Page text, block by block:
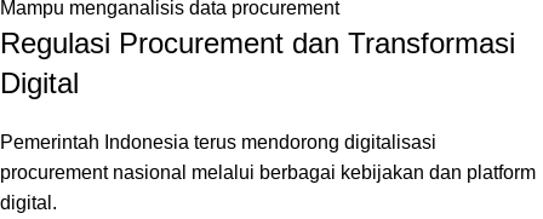
Mampu menganalisis data procurement
Regulasi Procurement dan Transformasi
Digital
Pemerintah Indonesia terus mendorong digitalisasi
procurement nasional melalui berbagai kebijakan dan platform
digital.